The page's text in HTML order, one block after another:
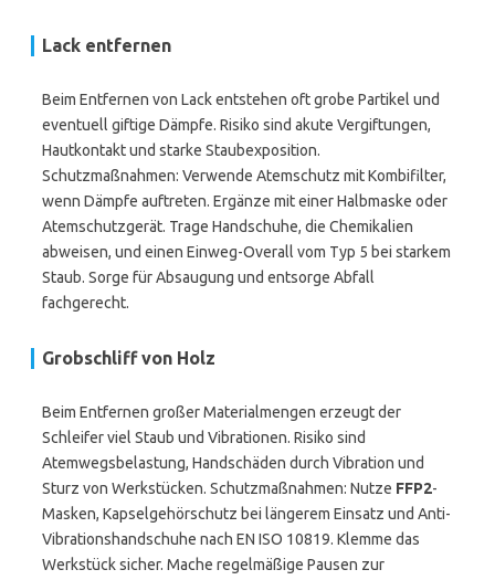
Lack entfernen
Beim Entfernen von Lack entstehen oft grobe Partikel und
eventuell giftige Dämpfe. Risiko sind akute Vergiftungen,
Hautkontakt und starke Staubexposition.
Schutzmaßnahmen: Verwende Atemschutz mit Kombifilter,
wenn Dämpfe auftreten. Ergänze mit einer Halbmaske oder
Atemschutzgerät. Trage Handschuhe, die Chemikalien
abweisen, und einen Einweg-Overall vom Typ 5 bei starkem
Staub. Sorge für Absaugung und entsorge Abfall
fachgerecht.
Grobschliff von Holz
Beim Entfernen großer Materialmengen erzeugt der
Schleifer viel Staub und Vibrationen. Risiko sind
Atemwegsbelastung, Handschäden durch Vibration und
Sturz von Werkstücken. Schutzmaßnahmen: Nutze FFP2-
Masken, Kapselgehörschutz bei längerem Einsatz und Anti-
Vibrationshandschuhe nach EN ISO 10819. Klemme das
Werkstück sicher. Mache regelmäßige Pausen zur